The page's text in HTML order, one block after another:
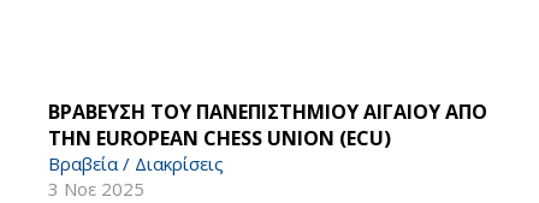
ΒΡΑΒΕΥΣΗ ΤΟΥ ΠΑΝΕΠΙΣΤΗΜΙΟΥ ΑΙΓΑΙΟΥ ΑΠΟ
ΤΗΝ EUROPEAN CHESS UNION (ECU)
Βραβεία / Διακρίσεις
3 Νοε 2025